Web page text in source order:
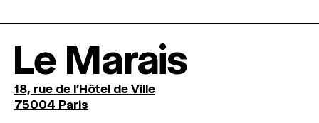
Le Marais
18, rue de l'Hôtel de Ville
75004 Paris